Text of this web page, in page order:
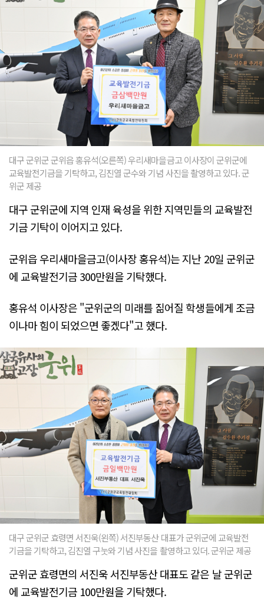
대구 군위군 군위읍 홍유석(오른쪽) 우리새마을금고 이사장이 군위군에
교육발전기금을 기탁하고, 김진열 군수와 기념 사진을 촬영하고 있다. 군
위군 제공
대구 군위군에 지역 인재 육성을 위한 지역민들의 교육발전
기금 기탁이 이어지고 있다.
군위읍 우리새마을금고(이사장 홍유석)는 지난 20일 군위군
에 교육발전기금 300만원을 기탁했다.
홍유석 이사장은 "군위군의 미래를 짊어질 학생들에게 조금
이나마 힘이 되었으면 좋겠다"고 했다.
대구 군위군 효령면 서진욱(왼쪽) 서진부동산 대표가 군위군에 교육발전
기금을 기탁하고, 김진열 구눗와 기념 사진을 촬영하고 있더. 군위군 제공
군위군 효령면의 서진욱 서진부동산 대표도 같은 날 군위군
에 교육발전기금 100만원을 기탁했다.